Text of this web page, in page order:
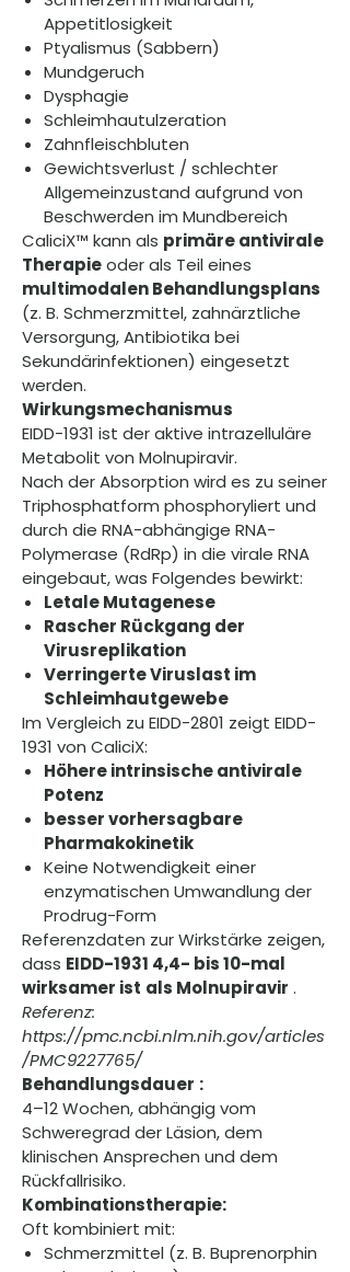
Appetitlosigkeit
Ptyalismus (Sabbern)
Mundgeruch
Dysphagie
Schleimhautulzeration
Zahnfleischbluten
Gewichtsverlust / schlechter
Allgemeinzustand aufgrund von
Beschwerden im Mundbereich
CaliciX™ kann als primäre antivirale
Therapieoder als Teil eines
multimodalen Behandlungsplans
(z. B. Schmerzmittel, zahnärztliche
Versorgung, Antibiotika bei
Sekundärinfektionen) eingesetzt
werden.
Wirkungsmechanismus
EIDD-1931 ist der aktive intrazelluläre
Metabolit von Molnupiravir.
Nach der Absorption wird es zu seiner
Triphosphatform phosphoryliert und
durch die RNA-abhängige RNA-
Polymerase (RdRp) in die virale RNA
eingebaut, was Folgendes bewirkt:
Letale Mutagenese
Rascher Rückgang der
Virusreplikation
Verringerte Viruslast im
Schleimhautgewebe
Im Vergleich zu EIDD-2801 zeigt EIDD-
1931 von CaliciX:
Höhere intrinsische antivirale
Potenz
besser vorhersagbare
Pharmakokinetik
Keine Notwendigkeit einer
enzymatischen Umwandlung der
Prodrug-Form
Referenzdaten zur Wirkstärke zeigen,
dass EIDD-1931 4,4- bis 10-mal
wirksamer ist als Molnupiravir .
Referenz:
https://pmc.ncbi.nlm.nih.gov/articles
/PMC9227765/
Behandlungsdauer :
4–12 Wochen, abhängig vom
Schweregrad der Läsion, dem
klinischen Ansprechen und dem
Rückfallrisiko.
Kombinationstherapie:
Oft kombiniert mit:
Schmerzmittel (z. B. Buprenorphin